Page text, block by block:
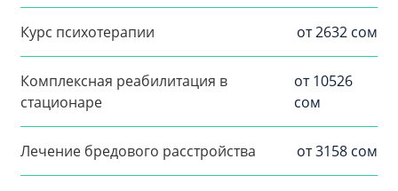
Курс психотерапии от 2632 сом
Комплексная реабилитация в
стационаре
от 10526
сом
Лечение бредового расстройства от 3158 сом